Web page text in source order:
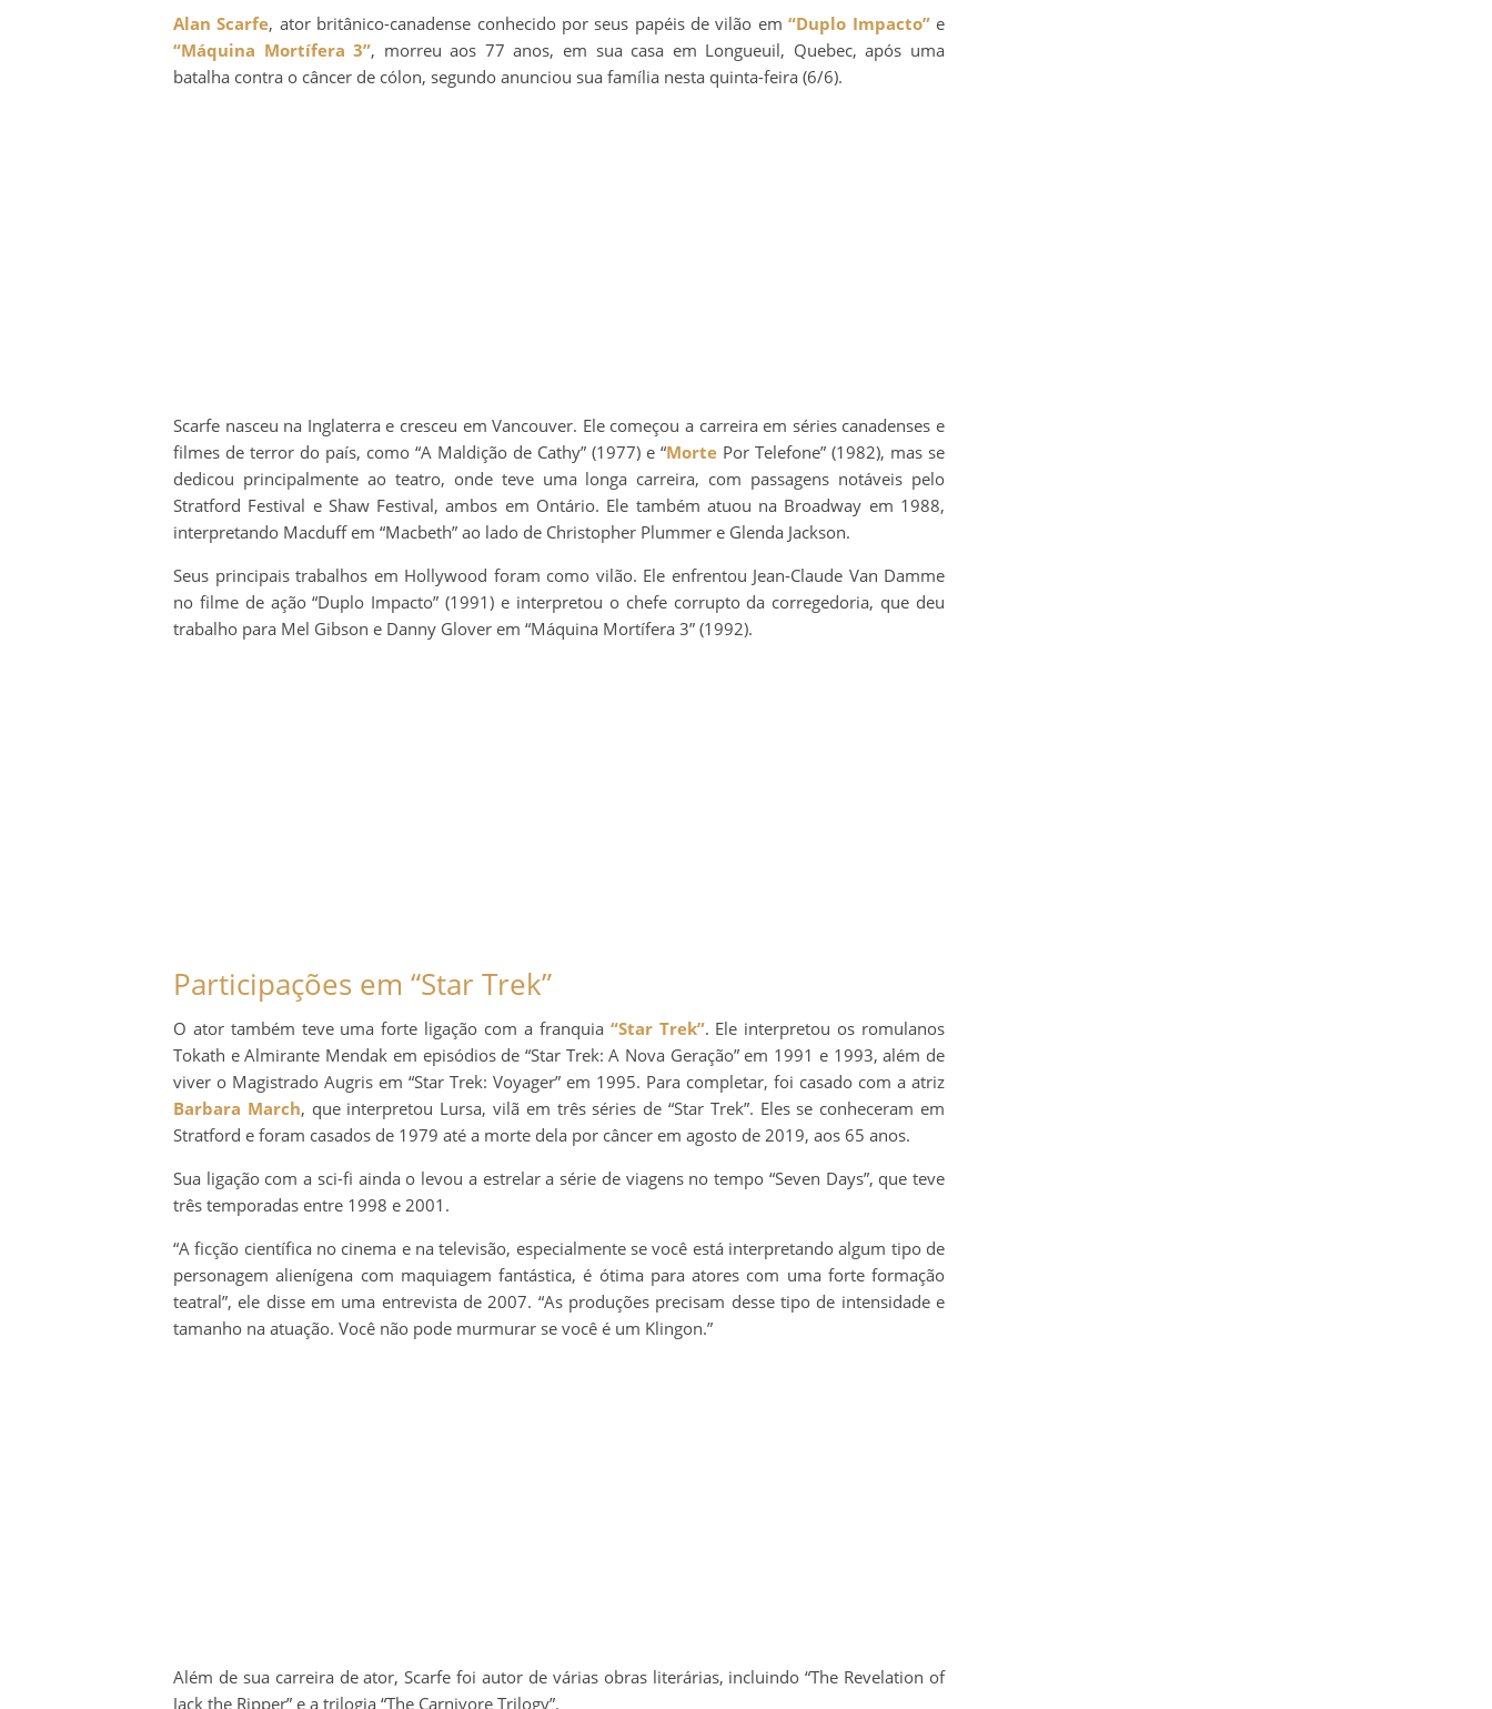
Alan Scarfe, ator britânico-canadense conhecido por seus papéis de vilão em“Duplo Impacto”e
“Máquina Mortífera 3”, morreu aos 77 anos, em sua casa em Longueuil, Quebec, após uma
batalha contra o câncer de cólon, segundo anunciou sua família nesta quinta-feira (6/6).
Scarfe nasceu na Inglaterra e cresceu em Vancouver. Ele começou a carreira em séries canadenses e
filmes de terror do país, como “A Maldição de Cathy” (1977) e “Morte Por Telefone” (1982), mas se
dedicou principalmente ao teatro, onde teve uma longa carreira, com passagens notáveis pelo
Stratford Festival e Shaw Festival, ambos em Ontário. Ele também atuou na Broadway em 1988,
interpretando Macduff em “Macbeth” ao lado de Christopher Plummer e Glenda Jackson.
Seus principais trabalhos em Hollywood foram como vilão. Ele enfrentou Jean-Claude Van Damme
no filme de ação “Duplo Impacto” (1991) e interpretou o chefe corrupto da corregedoria, que deu
trabalho para Mel Gibson e Danny Glover em “Máquina Mortífera 3” (1992).
Participações em “Star Trek”
O ator também teve uma forte ligação com a franquia “Star Trek”. Ele interpretou os romulanos
Tokath e Almirante Mendak em episódios de “Star Trek: A Nova Geração” em 1991 e 1993, além de
viver o Magistrado Augris em “Star Trek: Voyager” em 1995. Para completar, foi casado com a atriz
Barbara March, que interpretou Lursa, vilã em três séries de “Star Trek”. Eles se conheceram em
Stratford e foram casados de 1979 até a morte dela por câncer em agosto de 2019, aos 65 anos.
Sua ligação com a sci-fi ainda o levou a estrelar a série de viagens no tempo “Seven Days”, que teve
três temporadas entre 1998 e 2001.
“A ficção científica no cinema e na televisão, especialmente se você está interpretando algum tipo de
personagem alienígena com maquiagem fantástica, é ótima para atores com uma forte formação
teatral”, ele disse em uma entrevista de 2007. “As produções precisam desse tipo de intensidade e
tamanho na atuação. Você não pode murmurar se você é um Klingon.”
Além de sua carreira de ator, Scarfe foi autor de várias obras literárias, incluindo “The Revelation of
Jack the Ripper” e a trilogia “The Carnivore Trilogy”.